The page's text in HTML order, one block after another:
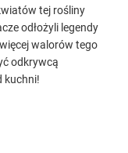
tej rośliny
odłożyli legendy
walorów tego
odkrywcą
kuchni!